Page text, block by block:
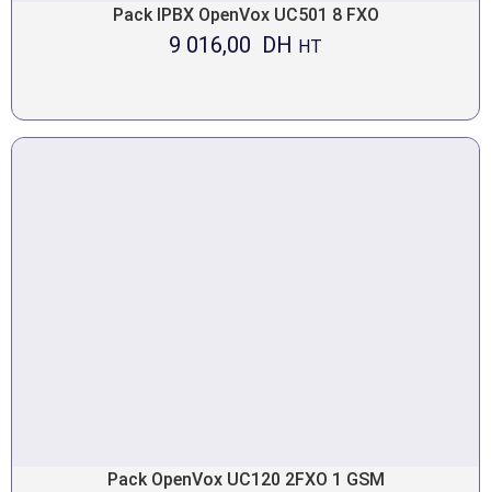
Pack IPBX OpenVox UC501 8 FXO
9 016,00 DH HT
Pack OpenVox UC120 2FXO 1 GSM